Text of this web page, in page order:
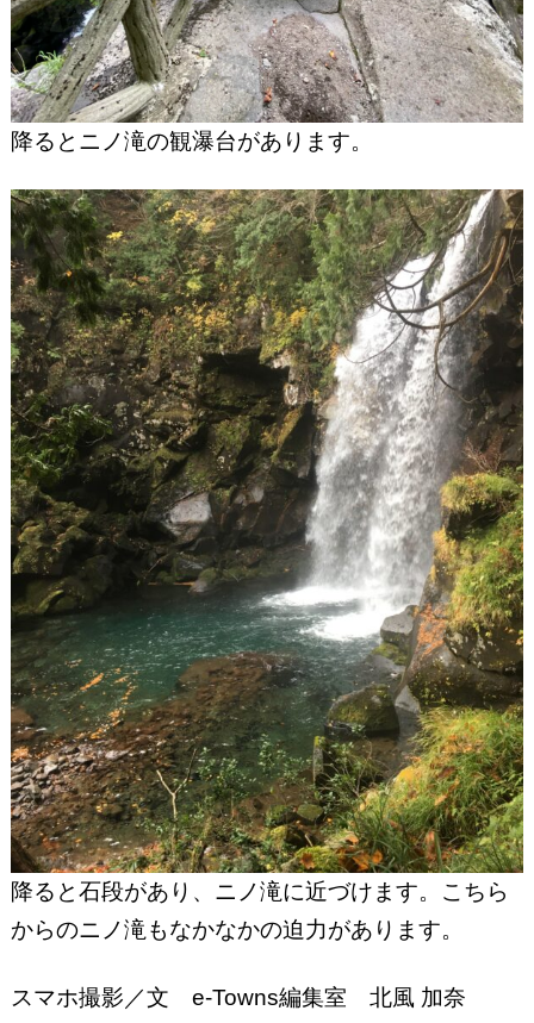
降るとニノ滝の観瀑台があります。
降ると石段があり、ニノ滝に近づけます。こちら
からのニノ滝もなかなかの迫力があります。
スマホ撮影／文 e-Towns編集室 北風 加奈